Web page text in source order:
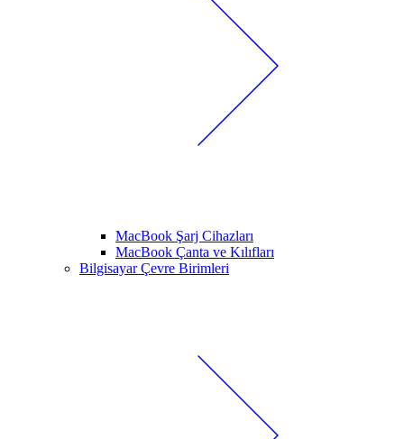
MacBook Şarj Cihazları
MacBook Çanta ve Kılıfları
Bilgisayar Çevre Birimleri